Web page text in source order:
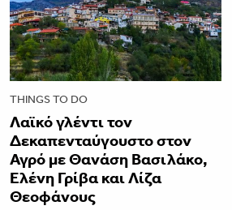
THINGS TO DO
Λαϊκό γλέντι τον
Δεκαπενταύγουστο στον
Αγρό με Θανάση Βασιλάκο,
Ελένη Γρίβα και Λίζα
Θεοφάνους